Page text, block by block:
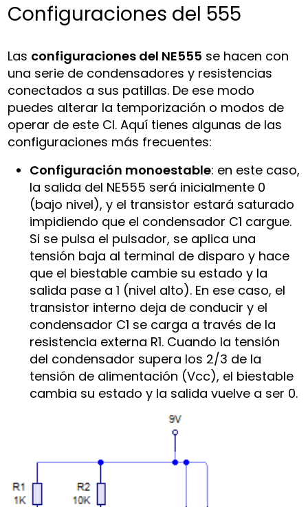
Configuraciones del 555
Las configuraciones del NE555 se hacen con
una serie de condensadores y resistencias
conectados a sus patillas. De ese modo
puedes alterar la temporización o modos de
operar de este CI. Aquí tienes algunas de las
configuraciones más frecuentes:
Configuración monoestable: en este caso,
la salida del NE555 será inicialmente 0
(bajo nivel), y el transistor estará saturado
impidiendo que el condensador C1 cargue.
Si se pulsa el pulsador, se aplica una
tensión baja al terminal de disparo y hace
que el biestable cambie su estado y la
salida pase a 1 (nivel alto). En ese caso, el
transistor interno deja de conducir y el
condensador C1 se carga a través de la
resistencia externa R1. Cuando la tensión
del condensador supera los 2/3 de la
tensión de alimentación (Vcc), el biestable
cambia su estado y la salida vuelve a ser 0.